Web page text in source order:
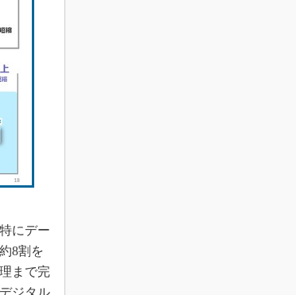
にデー
8割を
まで完
ジタル